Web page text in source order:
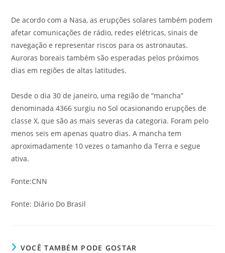
De acordo com a Nasa, as erupções solares também podem
afetar comunicações de rádio, redes elétricas, sinais de
navegação e representar riscos para os astronautas.
Auroras boreais também são esperadas pelos próximos
dias em regiões de altas latitudes.
Desde o dia 30 de janeiro, uma região de “mancha”
denominada 4366 surgiu no Sol ocasionando erupções de
classe X, que são as mais severas da categoria. Foram pelo
menos seis em apenas quatro dias. A mancha tem
aproximadamente 10 vezes o tamanho da Terra e segue
ativa.
Fonte:CNN
Fonte: Diário Do Brasil
VOCÊ TAMBÉM PODE GOSTAR